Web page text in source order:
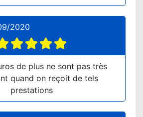
2020
de plus ne sont pas très
quand on reçoit de tels
prestations